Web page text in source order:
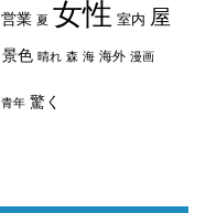
営業 夏 女性 室内 屋
景色 晴れ 森 海 海外 漫画
青年 驚く